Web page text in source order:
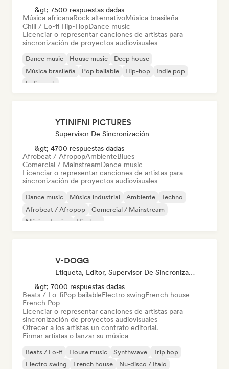
&gt; 7500 respuestas dadas
Música africanaRock alternativoMúsica brasileña
Chill / Lo-fi Hip-HopDance music
Licenciar o representar canciones de artistas para
sincronización de proyectos audiovisuales
Dance music House music
Deep house
Música brasileña
Pop bailable Hip-hop
Indie pop
Indie rock
YTINIFNI PICTURES
Supervisor De Sincronización
&gt; 4700 respuestas dadas
Afrobeat / AfropopAmbienteBlues
Comercial / MainstreamDance music
Licenciar o representar canciones de artistas para
sincronización de proyectos audiovisuales
Dance music Música industrial Ambiente
Techno
Afrobeat / Afropop
Comercial / Mainstream
Música de cine
Hip-hop
V-DOGG
Etiqueta, Editor, Supervisor De Sincronización
&gt; 7000 respuestas dadas
Beats / Lo-fiPop bailableElectro swingFrench house
French Pop
Licenciar o representar canciones de artistas para
sincronización de proyectos audiovisuales
Ofrecer a los artistas un contrato editorial.
Firmar artistas o lanzar su música
Beats / Lo-fi House music Synthwave
Trip hop
Electro swing
French house
Nu-disco / Italo